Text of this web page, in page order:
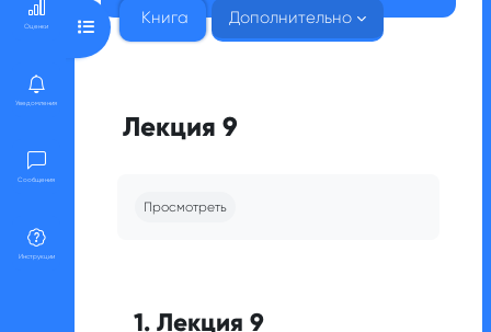
Оценки
Уведомления
Сообщения
Инструкции
Книга Дополнительно
Открыть оглавление курса
Лекция 9
Просмотреть
1. Лекция 9